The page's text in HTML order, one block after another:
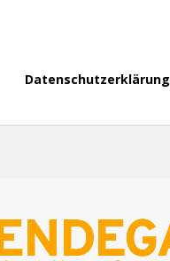
Datenschutzerklärung